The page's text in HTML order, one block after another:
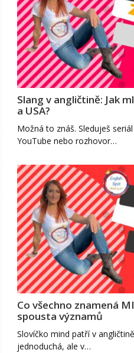
Slang v angličtině: Jak
a USA?
Možná to znáš. Sleduješ
YouTube nebo rozhovor…
Co všechno znamená
spousta významů
Slovíčko mind patří v
jednoduchá, ale v…